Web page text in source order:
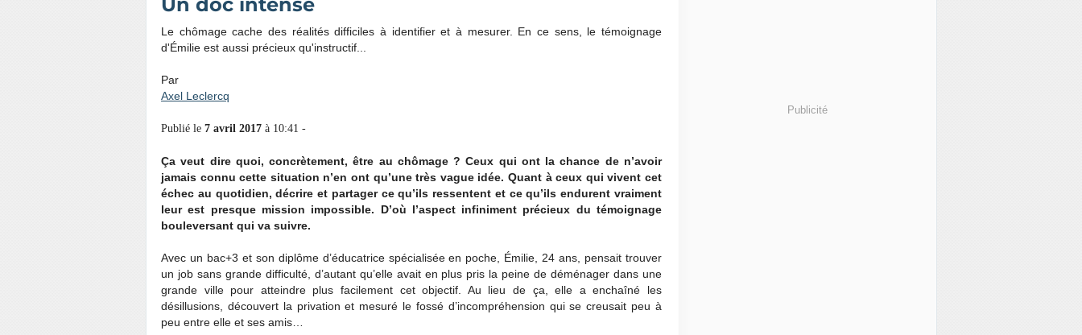
Le chômage cache des réalités difficiles à identifier et à mesurer. En ce sens, le témoignage
d'Émilie est aussi précieux qu'instructif...
Par
Axel Leclercq
Publié le 7 avril 2017 à 10:41 -
Ça veut dire quoi, concrètement, être au chômage ? Ceux qui ont la chance de n’avoir
jamais connu cette situation n’en ont qu’une très vague idée. Quant à ceux qui vivent cet
échec au quotidien, décrire et partager ce qu’ils ressentent et ce qu’ils endurent vraiment
leur est presque mission impossible. D’où l’aspect infiniment précieux du témoignage
bouleversant qui va suivre.
Avec un bac+3 et son diplôme d’éducatrice spécialisée en poche, Émilie, 24 ans, pensait trouver
un job sans grande difficulté, d’autant qu’elle avait en plus pris la peine de déménager dans une
grande ville pour atteindre plus facilement cet objectif. Au lieu de ça, elle a enchaîné les
désillusions, découvert la privation et mesuré le fossé d’incompréhension qui se creusait peu à
peu entre elle et ses amis…
Publicité